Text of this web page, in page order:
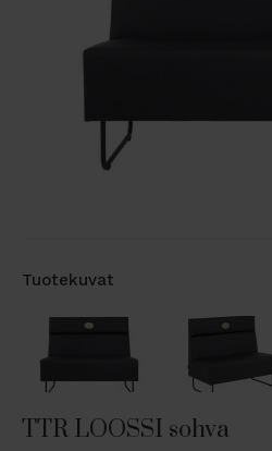
Tuotekuvat
TTR LOOSSI sohva